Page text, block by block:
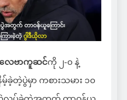
လေဗာကူဆင်ကို ၂-၀ နဲ့
ခဲ့တဲ့ပွဲမှာ ကစားသမား ၁၀